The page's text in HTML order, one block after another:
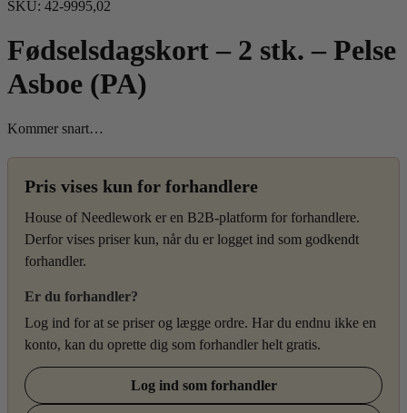
SKU: 42-9995,02
Fødselsdagskort – 2 stk. – Pelse
Asboe (PA)
Kommer snart…
Pris vises kun for forhandlere
House of Needlework er en B2B-platform for forhandlere.
Derfor vises priser kun, når du er logget ind som godkendt
forhandler.
Er du forhandler?
Log ind for at se priser og lægge ordre. Har du endnu ikke en
konto, kan du oprette dig som forhandler helt gratis.
Log ind som forhandler